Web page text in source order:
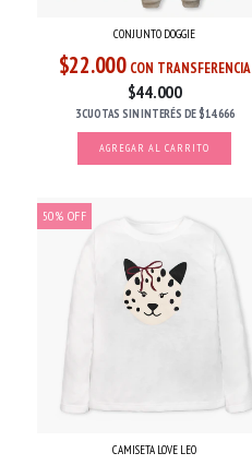
CONJUNTO DOGGIE
$22.000 CON TRANSFERENCIA
$44.000
3 CUOTAS SIN INTERÉS DE$14.666
AGREGAR AL CARRITO
50% OFF
CAMISETA LOVE LEO